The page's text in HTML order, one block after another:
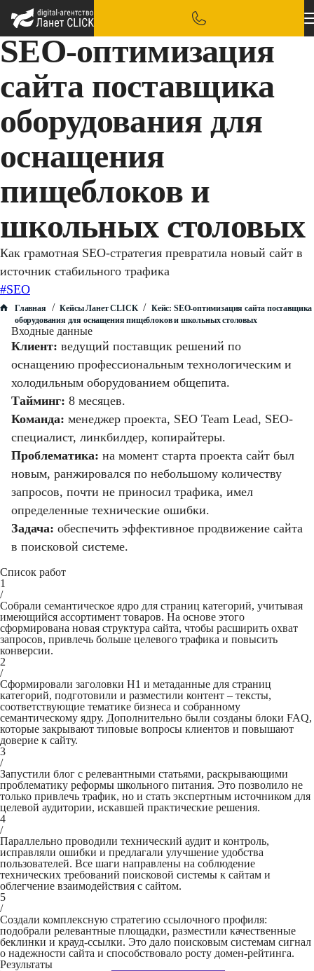
SEO-оптимизация
сайта поставщика
оборудования для
оснащения
пищеблоков и
школьных столовых
Как грамотная SEO-стратегия превратила новый сайт в
источник стабильного трафика
#SEO
Главная / Кейсы Ланет CLICK / Кейс: SEO-оптимизация сайта поставщика
оборудования для оснащения пищеблоков и школьных столовых
Входные данные
Клиент: ведущий поставщик решений по
оснащению профессиональным технологическим и
холодильным оборудованием общепита.
Тайминг: 8 месяцев.
Команда: менеджер проекта, SEO Team Lead, SEO-
специалист, линкбилдер, копирайтеры.
Проблематика: на момент старта проекта сайт был
новым, ранжировался по небольшому количеству
запросов, почти не приносил трафика, имел
определенные технические ошибки.
Задача: обеспечить эффективное продвижение сайта
в поисковой системе.
Список работ
1
/
Собрали семантическое ядро ​​для страниц категорий, учитывая
имеющийся ассортимент товаров. На основе этого
сформирована новая структура сайта, чтобы расширить охват
запросов, привлечь больше целевого трафика и повысить
конверсии.
2
/
Сформировали заголовки H1 и метаданные для страниц
категорий, подготовили и разместили контент – тексты,
соответствующие тематике бизнеса и собранному
семантическому ядру. Дополнительно были созданы блоки FAQ,
которые закрывают типовые вопросы клиентов и повышают
доверие к сайту.
3
/
Запустили блог с релевантными статьями, раскрывающими
проблематику реформы школьного питания. Это позволило не
только привлечь трафик, но и стать экспертным источником для
целевой аудитории, искавшей практические решения.
4
/
Параллельно проводили технический аудит и контроль,
исправляли ошибки и предлагали улучшение удобства
пользователей. Все шаги направлены на соблюдение
технических требований поисковой системы к сайтам и
облегчение взаимодействия с сайтом.
5
/
Создали комплексную стратегию ссылочного профиля:
подобрали релевантные площадки, разместили качественные
беклинки и крауд-ссылки. Это дало поисковым системам сигнал
о надежности сайта и способствовало росту домен-рейтинга.
Результаты